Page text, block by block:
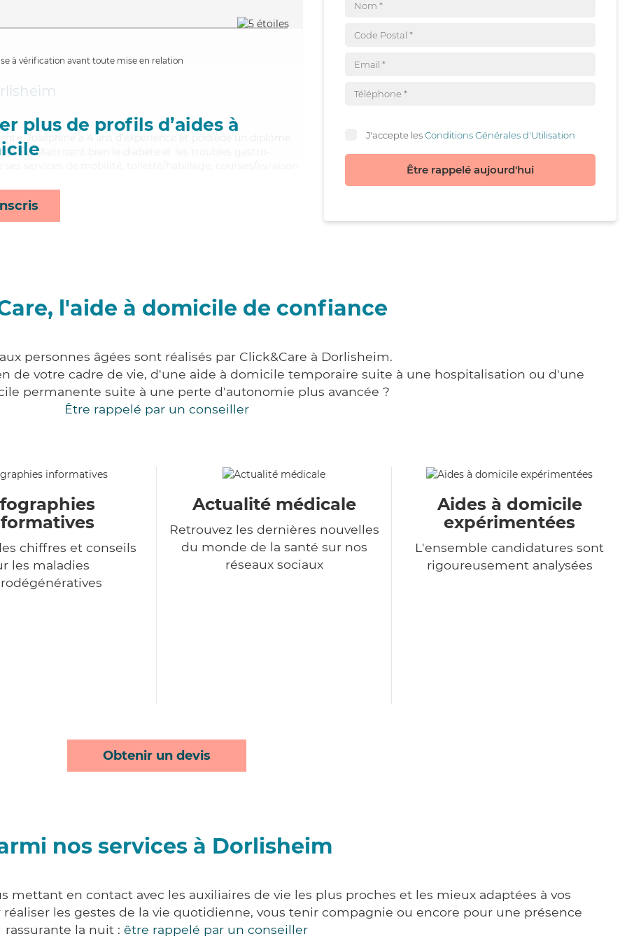
à vérification avant toute mise en relation
plus de profils d’aides à
Joséphine a 4 ans d'expérience et possède un diplôme
Maitrisant bien le diabète et les troubles gastro-
J'accepte lesConditions Générales d'Utilisation
Être rappelé aujourd'hui
l'aide à domicile de confiance
personnes âgées sont réalisés par Click&Care à Dorlisheim.
de votre cadre de vie, d'une aide à domicile temporaire suite à une hospitalisation ou d'une
permanente suite à une perte d'autonomie plus avancée ?
Être rappelé par un conseiller
chiffres et conseils
les maladies
Actualité médicale
Retrouvez les dernières nouvelles
du monde de la santé sur nos
réseaux sociaux
Aides à domicile
expérimentées
L'ensemble candidatures sont
rigoureusement analysées
Obtenir un devis
nos services à Dorlisheim
mettant en contact avec les auxiliaires de vie les plus proches et les mieux adaptées à vos
les gestes de la vie quotidienne, vous tenir compagnie ou encore pour une présence
rassurante la nuit : être rappelé par un conseiller